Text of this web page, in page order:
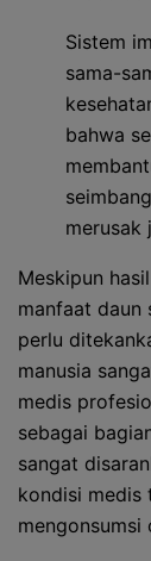
Sistem
sama-
bahwa
merusak
Meskipun
manfaat daun
perlu
manusia
medis
sebagai
sangat
kondisi medis
mengonsumsi